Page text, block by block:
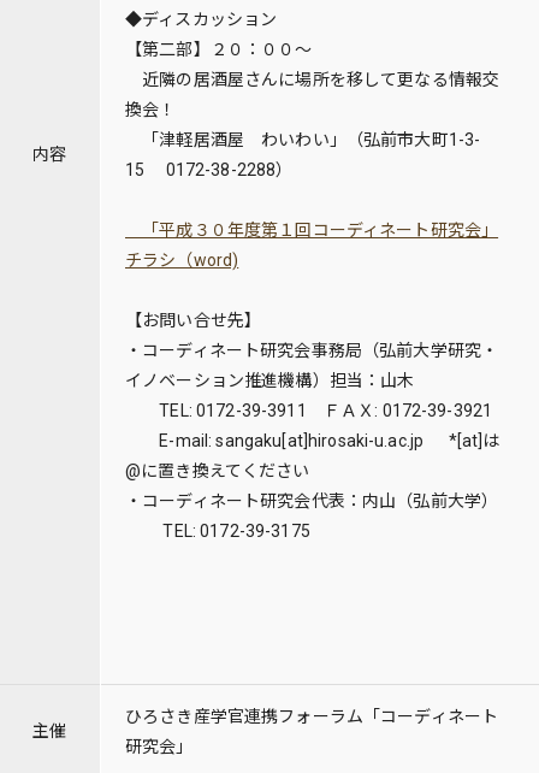
内容
◆ディスカッション
【第二部】２０：００～
近隣の居酒屋さんに場所を移して更なる情報交
換会！
「津軽居酒屋 わいわい」（弘前市大町1-3-
15 0172-38-2288）
「平成３０年度第１回コーディネート研究会」
チラシ（word)
【お問い合せ先】
・コーディネート研究会事務局（弘前大学研究・
イノベーション推進機構）担当：山木
TEL: 0172-39-3911 ＦＡＸ: 0172-39-3921
E-mail: sangaku[at]hirosaki-u.ac.jp *[at]は
@に置き換えてください
・コーディネート研究会代表：内山（弘前大学）
TEL: 0172-39-3175
主催
ひろさき産学官連携フォーラム「コーディネート
研究会」